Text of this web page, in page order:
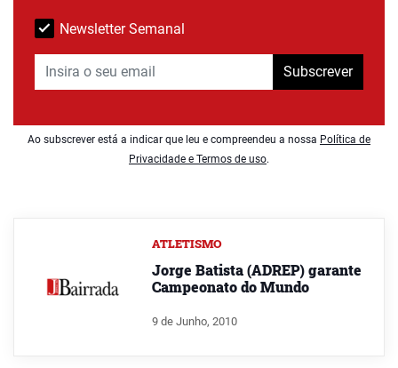
Newsletter Semanal
Subscrever
Ao subscrever está a indicar que leu e compreendeu a nossa Política de
Privacidade e Termos de uso.
ATLETISMO
Jorge Batista (ADREP) garante
Campeonato do Mundo
9 de Junho, 2010